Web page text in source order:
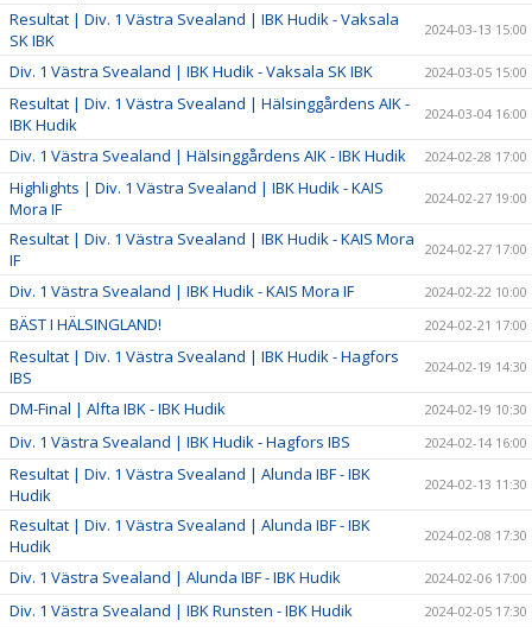
Resultat | Div. 1 Västra Svealand | IBK Hudik - Vaksala
SK IBK
2024-03-13 15:00
Div. 1 Västra Svealand | IBK Hudik - Vaksala SK IBK 2024-03-05 15:00
Resultat | Div. 1 Västra Svealand | Hälsinggårdens AIK -
IBK Hudik
2024-03-04 16:00
Div. 1 Västra Svealand | Hälsinggårdens AIK - IBK Hudik 2024-02-28 17:00
Highlights | Div. 1 Västra Svealand | IBK Hudik - KAIS
Mora IF
2024-02-27 19:00
Resultat | Div. 1 Västra Svealand | IBK Hudik - KAIS Mora
IF
2024-02-27 17:00
Div. 1 Västra Svealand | IBK Hudik - KAIS Mora IF 2024-02-22 10:00
BÄST I HÄLSINGLAND! 2024-02-21 17:00
Resultat | Div. 1 Västra Svealand | IBK Hudik - Hagfors
IBS
2024-02-19 14:30
DM-Final | Alfta IBK - IBK Hudik 2024-02-19 10:30
Div. 1 Västra Svealand | IBK Hudik - Hagfors IBS 2024-02-14 16:00
Resultat | Div. 1 Västra Svealand | Alunda IBF - IBK
Hudik
2024-02-13 11:30
Resultat | Div. 1 Västra Svealand | Alunda IBF - IBK
Hudik
2024-02-08 17:30
Div. 1 Västra Svealand | Alunda IBF - IBK Hudik 2024-02-06 17:00
Div. 1 Västra Svealand | IBK Runsten - IBK Hudik 2024-02-05 17:30